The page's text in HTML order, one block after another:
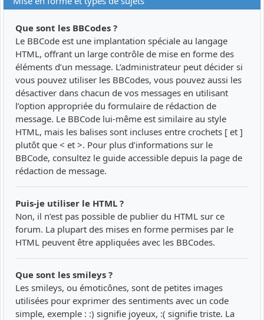
Que sont les BBCodes ?
Le BBCode est une implantation spéciale au langage
HTML, offrant un large contrôle de mise en forme des
éléments d’un message. L’administrateur peut décider si
vous pouvez utiliser les BBCodes, vous pouvez aussi les
désactiver dans chacun de vos messages en utilisant
l’option appropriée du formulaire de rédaction de
message. Le BBCode lui-même est similaire au style
HTML, mais les balises sont incluses entre crochets [ et ]
plutôt que < et >. Pour plus d’informations sur le
BBCode, consultez le guide accessible depuis la page de
rédaction de message.
Puis-je utiliser le HTML ?
Non, il n’est pas possible de publier du HTML sur ce
forum. La plupart des mises en forme permises par le
HTML peuvent être appliquées avec les BBCodes.
Que sont les smileys ?
Les smileys, ou émoticônes, sont de petites images
utilisées pour exprimer des sentiments avec un code
simple, exemple : :) signifie joyeux, :( signifie triste. La